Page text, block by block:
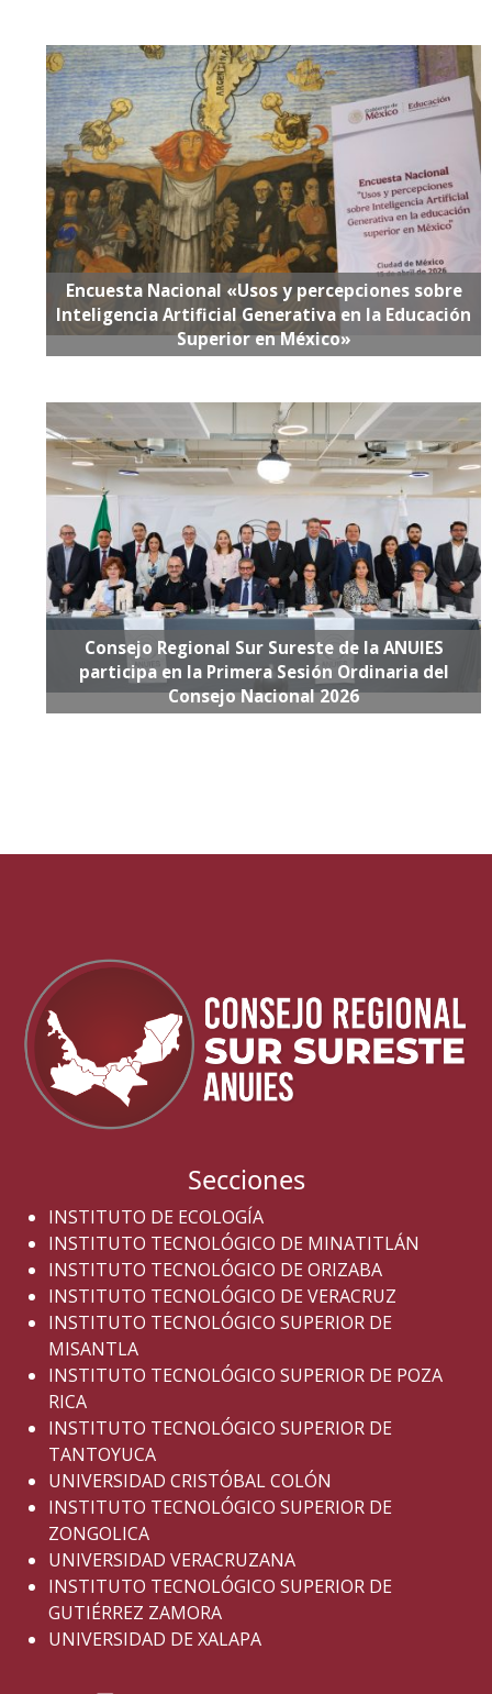
Encuesta Nacional «Usos y percepciones sobre
Inteligencia Artificial Generativa en la Educación
Superior en México»
Consejo Regional Sur Sureste de la ANUIES
participa en la Primera Sesión Ordinaria del
Consejo Nacional 2026
Secciones
INSTITUTO DE ECOLOGÍA
INSTITUTO TECNOLÓGICO DE MINATITLÁN
INSTITUTO TECNOLÓGICO DE ORIZABA
INSTITUTO TECNOLÓGICO DE VERACRUZ
INSTITUTO TECNOLÓGICO SUPERIOR DE
MISANTLA
INSTITUTO TECNOLÓGICO SUPERIOR DE POZA
RICA
INSTITUTO TECNOLÓGICO SUPERIOR DE
TANTOYUCA
UNIVERSIDAD CRISTÓBAL COLÓN
INSTITUTO TECNOLÓGICO SUPERIOR DE
ZONGOLICA
UNIVERSIDAD VERACRUZANA
INSTITUTO TECNOLÓGICO SUPERIOR DE
GUTIÉRREZ ZAMORA
UNIVERSIDAD DE XALAPA